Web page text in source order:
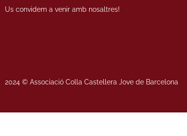
Us convidem a venir amb nosaltres!
2024 © Associació Colla Castellera Jove de Barcelona